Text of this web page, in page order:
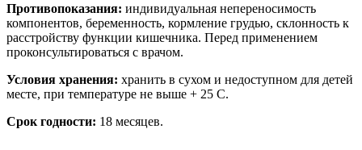
Противопоказания: индивидуальная непереносимость
компонентов, беременность, кормление грудью, склонность к
расстройству функции кишечника. Перед применением
проконсультироваться с врачом.
Условия хранения: хранить в сухом и недоступном для детей
месте, при температуре не выше + 25 С.
Срок годности: 18 месяцев.